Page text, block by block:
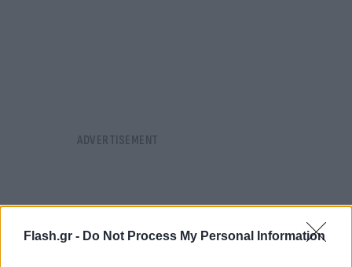
Flash.gr - Do Not Process My Personal Information